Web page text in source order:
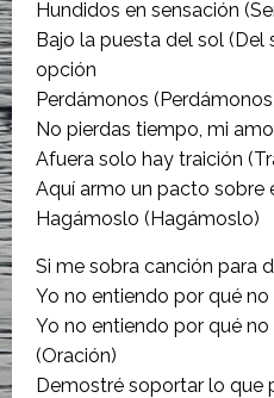
Hundidos en sensación
Bajo la puesta del sol (Del
opción
Perdámonos
No pierdas tiempo, mi
Afuera solo hay traición
Aquí armo un pacto sobre
Hagámoslo (Hagámoslo)
Si me sobra canción para
Yo no entiendo por qué no
Yo no entiendo por qué
(Oración)
Demostré soportar lo que